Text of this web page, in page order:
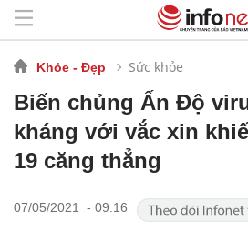
Khỏe - Đẹp Sức khỏe
Biến chủng Ấn Độ
kháng với vắc xin
19 căng thẳng
07/05/2021 - 09:16